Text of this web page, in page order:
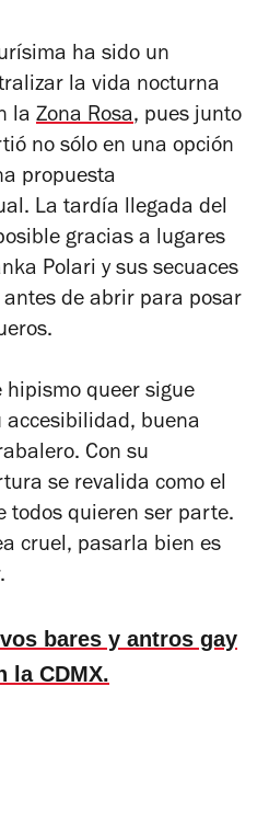
ha sido un
la vida nocturna
la Zona Rosa, pues junto
no sólo en una opción
propuesta
La tardía llegada del
gracias a lugares
Polari y sus secuaces
de abrir para posar
hipismo queer sigue
accesibilidad, buena
Con su
se revalida como el
todos quieren ser parte.
cruel, pasarla bien es
bares y antros gay
la CDMX.